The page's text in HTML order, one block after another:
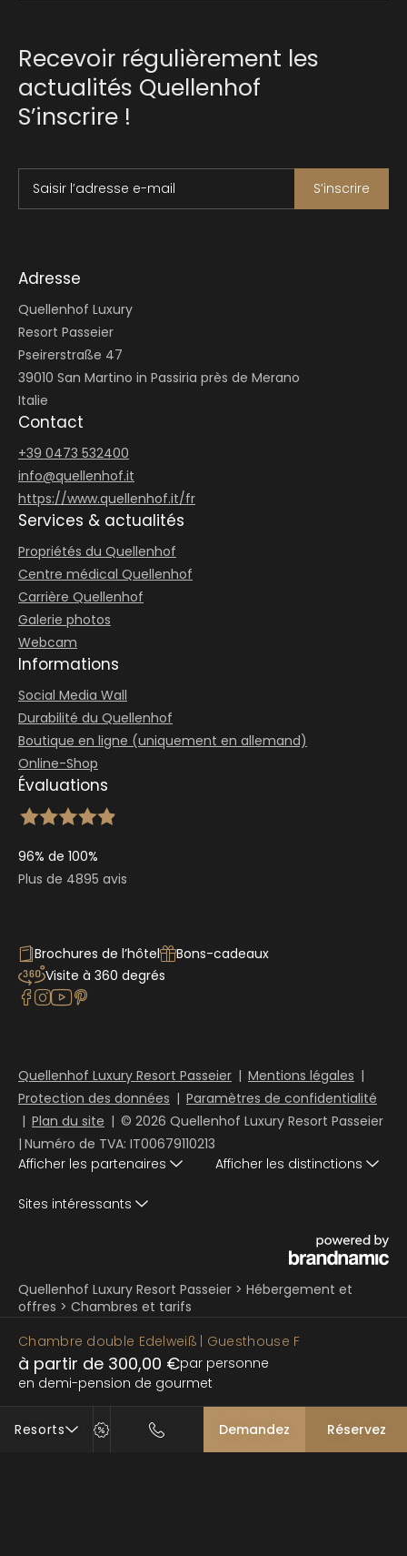
Resorts Demandez Réservez
Chambre double Edelweiß | Guesthouse F
à partir de 300,00 €par personne
en demi-pension de gourmet
Recevoir régulièrement les
actualités Quellenhof
S’inscrire !
Saisir l’adresse e-mail S’inscrire
Adresse
Quellenhof Luxury
Resort Passeier
Pseirerstraße 47
39010 San Martino in Passiria près de Merano
Italie
Contact
+39 0473 532400
info@quellenhof.it
https://www.quellenhof.it/fr
Services & actualités
Propriétés du Quellenhof
Centre médical Quellenhof
Carrière Quellenhof
Galerie photos
Webcam
Informations
Social Media Wall
Durabilité du Quellenhof
Boutique en ligne (uniquement en allemand)
Online-Shop
Évaluations
96% de 100%
Plus de 4895 avis
Brochures de l’hôtel
Bons-cadeaux
Visite à 360 degrés
Quellenhof Luxury Resort Passeier | Mentions légales |
Protection des données | Paramètres de confidentialité
| Plan du site | © 2026 Quellenhof Luxury Resort Passeier
| Numéro de TVA: IT00679110213
Afficher les partenaires
Afficher les distinctions
Sites intéressants
Quellenhof Luxury Resort Passeier > Hébergement et
offres > Chambres et tarifs